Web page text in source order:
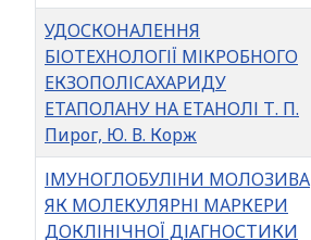
УДОСКОНАЛЕННЯ
БІОТЕХНОЛОГІЇ МІКРОБНОГО
ЕКЗОПОЛІСАХАРИДУ
ЕТАПОЛАНУ НА ЕТАНОЛІ Т. П.
Пирог, Ю. В. Корж
ІМУНОГЛОБУЛІНИ МОЛОЗИВА
ЯК МОЛЕКУЛЯРНІ МАРКЕРИ
ДОКЛІНІЧНОЇ ДІАГНОСТИКИ